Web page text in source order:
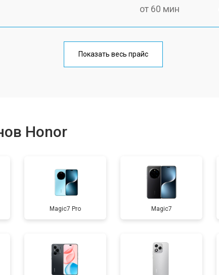
от 60 мин
от 50 мин
от 40 мин
от 80 мин
от 40 мин
Показать весь прайс
Honor
Magic7 Pro Magic7